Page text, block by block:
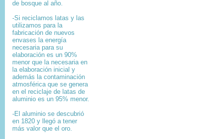
de bosque al año.
-Si reciclamos latas y las
utilizamos para la
fabricación de nuevos
envases la energía
necesaria para su
elaboración es un 90%
menor que la necesaria en
la elaboración inicial y
además la contaminación
atmosférica que se genera
en el reciclaje de latas de
aluminio es un 95% menor.
-El aluminio se descubrió
en 1820 y llegó a tener
más valor que el oro.